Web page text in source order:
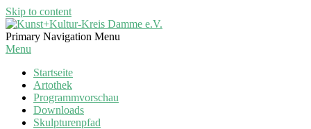
Skip to content
Kunst+Kultur-
Kreis
Primary Navigation Menu
Menu
Startseite
Artothek
Programmvorschau
Downloads
Skulpturenpfad